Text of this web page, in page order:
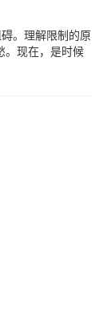
。理解限制的原
。现在，是时候